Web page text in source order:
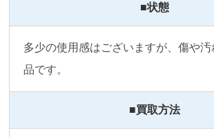
■状態
多少の使用感はございますが、傷や
品です。
■買取方法